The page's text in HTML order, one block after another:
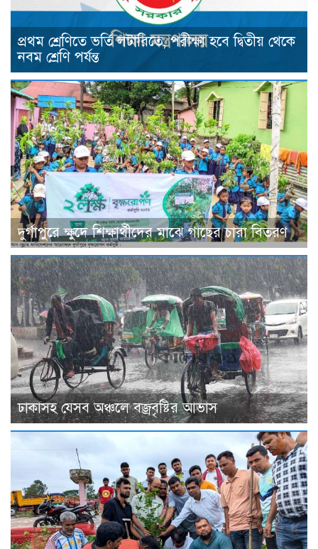
প্রথম শ্রেণিতে ভর্তি লটারিতে, পরীক্ষা হবে দ্বিতীয় থেকে
নবম শ্রেণি পর্যন্ত
দুর্গাপুরে ক্ষুদে শিক্ষার্থীদের মাঝে গাছের চারা বিতরণ
ঢাকাসহ যেসব অঞ্চলে বজ্রবৃষ্টির আভাস